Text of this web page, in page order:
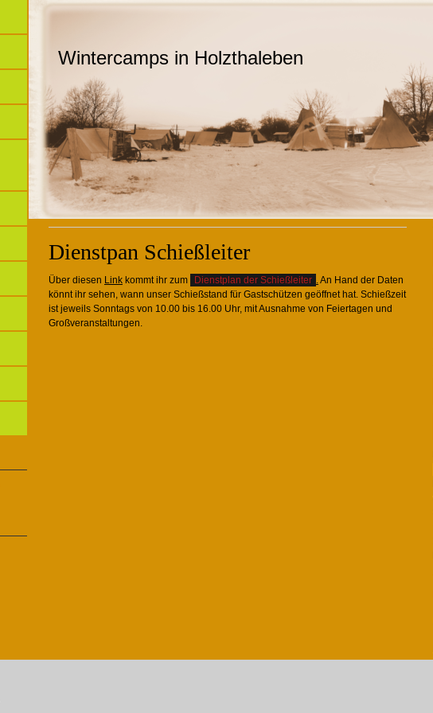
Wintercamps in Holzthaleben
Dienstpan Schießleiter
Über diesen Link kommt ihr zum Dienstplan der Schießleiter .An Hand der Daten
könnt ihr sehen, wann unser Schießstand für Gastschützen geöffnet hat. Schießzeit
ist jeweils Sonntags von 10.00 bis 16.00 Uhr, mit Ausnahme von Feiertagen und
Großveranstaltungen.